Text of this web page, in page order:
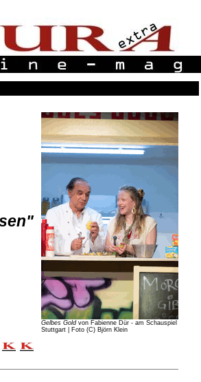
Gelbes Goldvon Fabienne Dür - am Schauspiel
Stuttgart | Foto (C) Björn Klein